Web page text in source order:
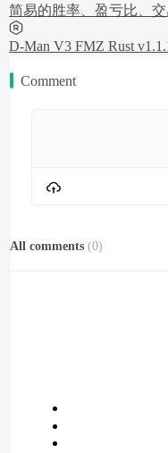
简易的胜率、盈亏比、
D-Man V3 FMZ Rust
Comment
All comments (0)